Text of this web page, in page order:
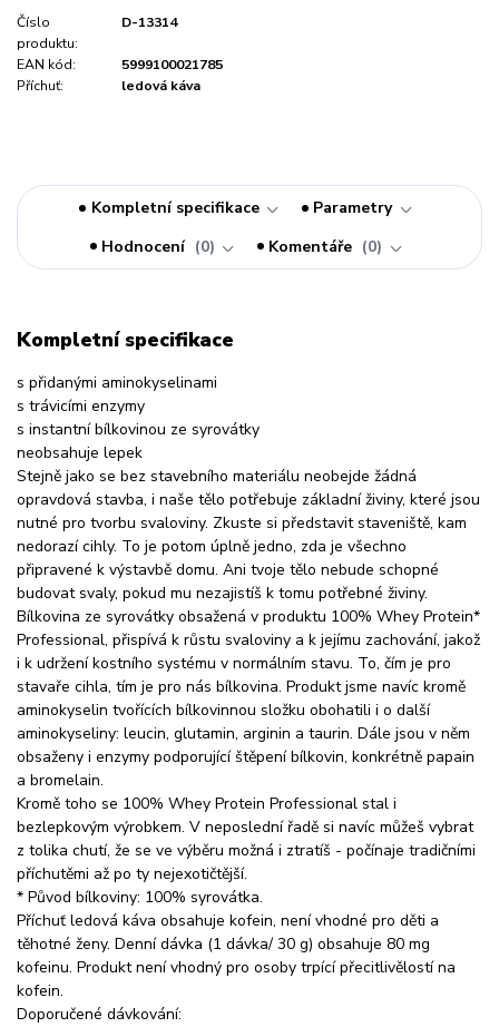
Číslo
produktu:
D-13314
EAN kód:
5999100021785
Příchuť:
ledová káva
Kompletní specifikace
Parametry
Hodnocení
0 Komentáře 0
Kompletní specifikace
s přidanými aminokyselinami
s trávicími enzymy
s instantní bílkovinou ze syrovátky
neobsahuje lepek
Stejně jako se bez stavebního materiálu neobejde žádná
opravdová stavba, i naše tělo potřebuje základní živiny, které jsou
nutné pro tvorbu svaloviny. Zkuste si představit staveniště, kam
nedorazí cihly. To je potom úplně jedno, zda je všechno
připravené k výstavbě domu. Ani tvoje tělo nebude schopné
budovat svaly, pokud mu nezajistíš k tomu potřebné živiny.
Bílkovina ze syrovátky obsažená v produktu 100% Whey Protein*
Professional, přispívá k růstu svaloviny a k jejímu zachování, jakož
i k udržení kostního systému v normálním stavu. To, čím je pro
stavaře cihla, tím je pro nás bílkovina. Produkt jsme navíc kromě
aminokyselin tvořících bílkovinnou složku obohatili i o další
aminokyseliny: leucin, glutamin, arginin a taurin. Dále jsou v něm
obsaženy i enzymy podporující štěpení bílkovin, konkrétně papain
a bromelain.
Kromě toho se 100% Whey Protein Professional stal i
bezlepkovým výrobkem. V neposlední řadě si navíc můžeš vybrat
z tolika chutí, že se ve výběru možná i ztratíš - počínaje tradičními
příchutěmi až po ty nejexotičtější.
* Původ bílkoviny: 100% syrovátka.
Příchuť ledová káva obsahuje kofein, není vhodné pro děti a
těhotné ženy. Denní dávka (1 dávka/ 30 g) obsahuje 80 mg
kofeinu. Produkt není vhodný pro osoby trpící přecitlivělostí na
kofein.
Doporučené dávkování: